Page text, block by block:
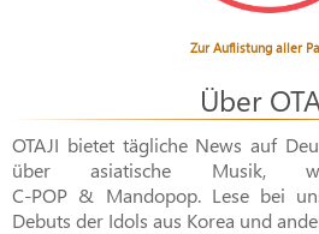
Zur Auflistung aller
Über
OTAJI bietet tägliche News auf
über asiatische Musik,
C-POP & Mandopop. Lese bei
Debuts der Idols aus Korea und